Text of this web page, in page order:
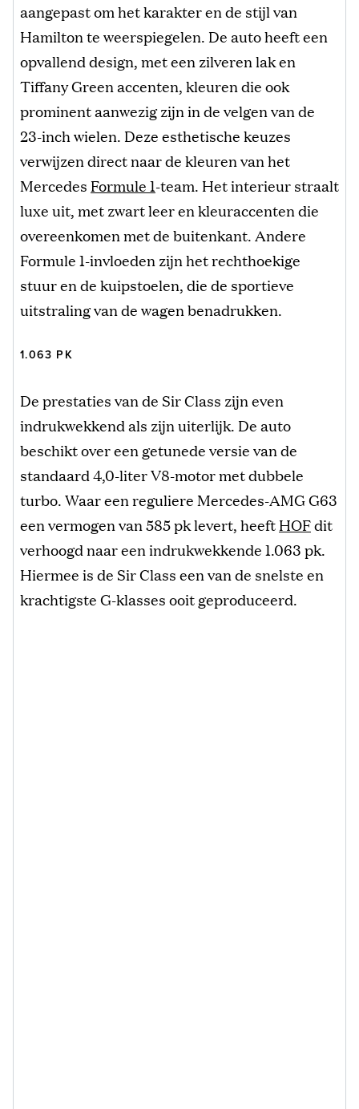
aangepast om het karakter en de stijl van
Hamilton te weerspiegelen. De auto heeft een
opvallend design, met een zilveren lak en
Tiffany Green accenten, kleuren die ook
prominent aanwezig zijn in de velgen van de
23-inch wielen. Deze esthetische keuzes
verwijzen direct naar de kleuren van het
Mercedes Formule 1-team. Het interieur straalt
luxe uit, met zwart leer en kleuraccenten die
overeenkomen met de buitenkant. Andere
Formule 1-invloeden zijn het rechthoekige
stuur en de kuipstoelen, die de sportieve
uitstraling van de wagen benadrukken.
1.063 PK
De prestaties van de Sir Class zijn even
indrukwekkend als zijn uiterlijk. De auto
beschikt over een getunede versie van de
standaard 4,0-liter V8-motor met dubbele
turbo. Waar een reguliere Mercedes-AMG G63
een vermogen van 585 pk levert, heeftHOFdit
verhoogd naar een indrukwekkende 1.063 pk.
Hiermee is de Sir Class een van de snelste en
krachtigste G-klasses ooit geproduceerd.